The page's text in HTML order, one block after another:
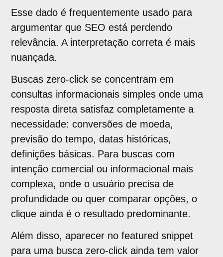
Esse dado é frequentemente usado para
argumentar que SEO está perdendo
relevância. A interpretação correta é mais
nuançada.
Buscas zero-click se concentram em
consultas informacionais simples onde uma
resposta direta satisfaz completamente a
necessidade: conversões de moeda,
previsão do tempo, datas históricas,
definições básicas. Para buscas com
intenção comercial ou informacional mais
complexa, onde o usuário precisa de
profundidade ou quer comparar opções, o
clique ainda é o resultado predominante.
Além disso, aparecer no featured snippet
para uma busca zero-click ainda tem valor